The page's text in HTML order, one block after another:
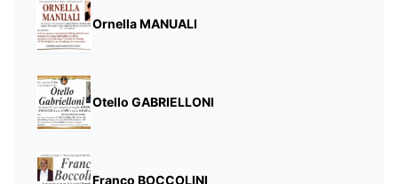
Ornella MANUALI
Otello GABRIELLONI
Franco BOCCOLINI